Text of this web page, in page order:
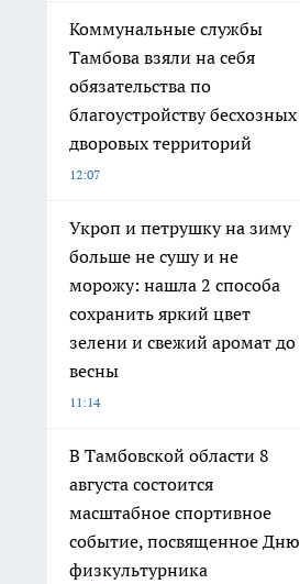
Коммунальные службы
Тамбова взяли на себя
обязательства по
благоустройству бесхозных
дворовых территорий
12:07
Укроп и петрушку на зиму
больше не сушу и не
морожу: нашла 2 способа
сохранить яркий цвет
зелени и свежий аромат до
весны
11:14
В Тамбовской области 8
августа состоится
масштабное спортивное
событие, посвященное Дню
физкультурника